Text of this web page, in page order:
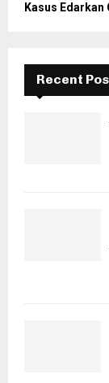
Kasus Edarkan
Recent